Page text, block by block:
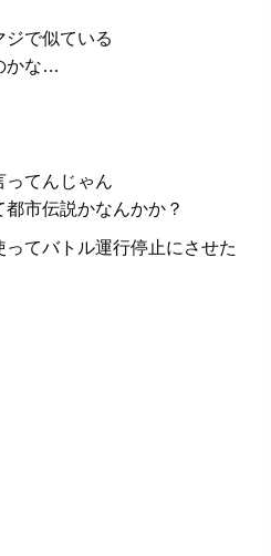
で似ている
かな…
ってんじゃん
市伝説かなんかか？
てバトル運行停止にさせた